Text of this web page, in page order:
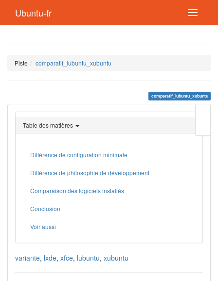
Ubuntu-fr
Piste comparatif_lubuntu_xubuntu
comparatif_lubuntu_xubuntu
page
Table des matières
Différence de configuration minimale
Différence de philosophie de développement
Comparaison des logiciels installés
Conclusion
Voir aussi
variante, lxde, xfce, lubuntu, xubuntu